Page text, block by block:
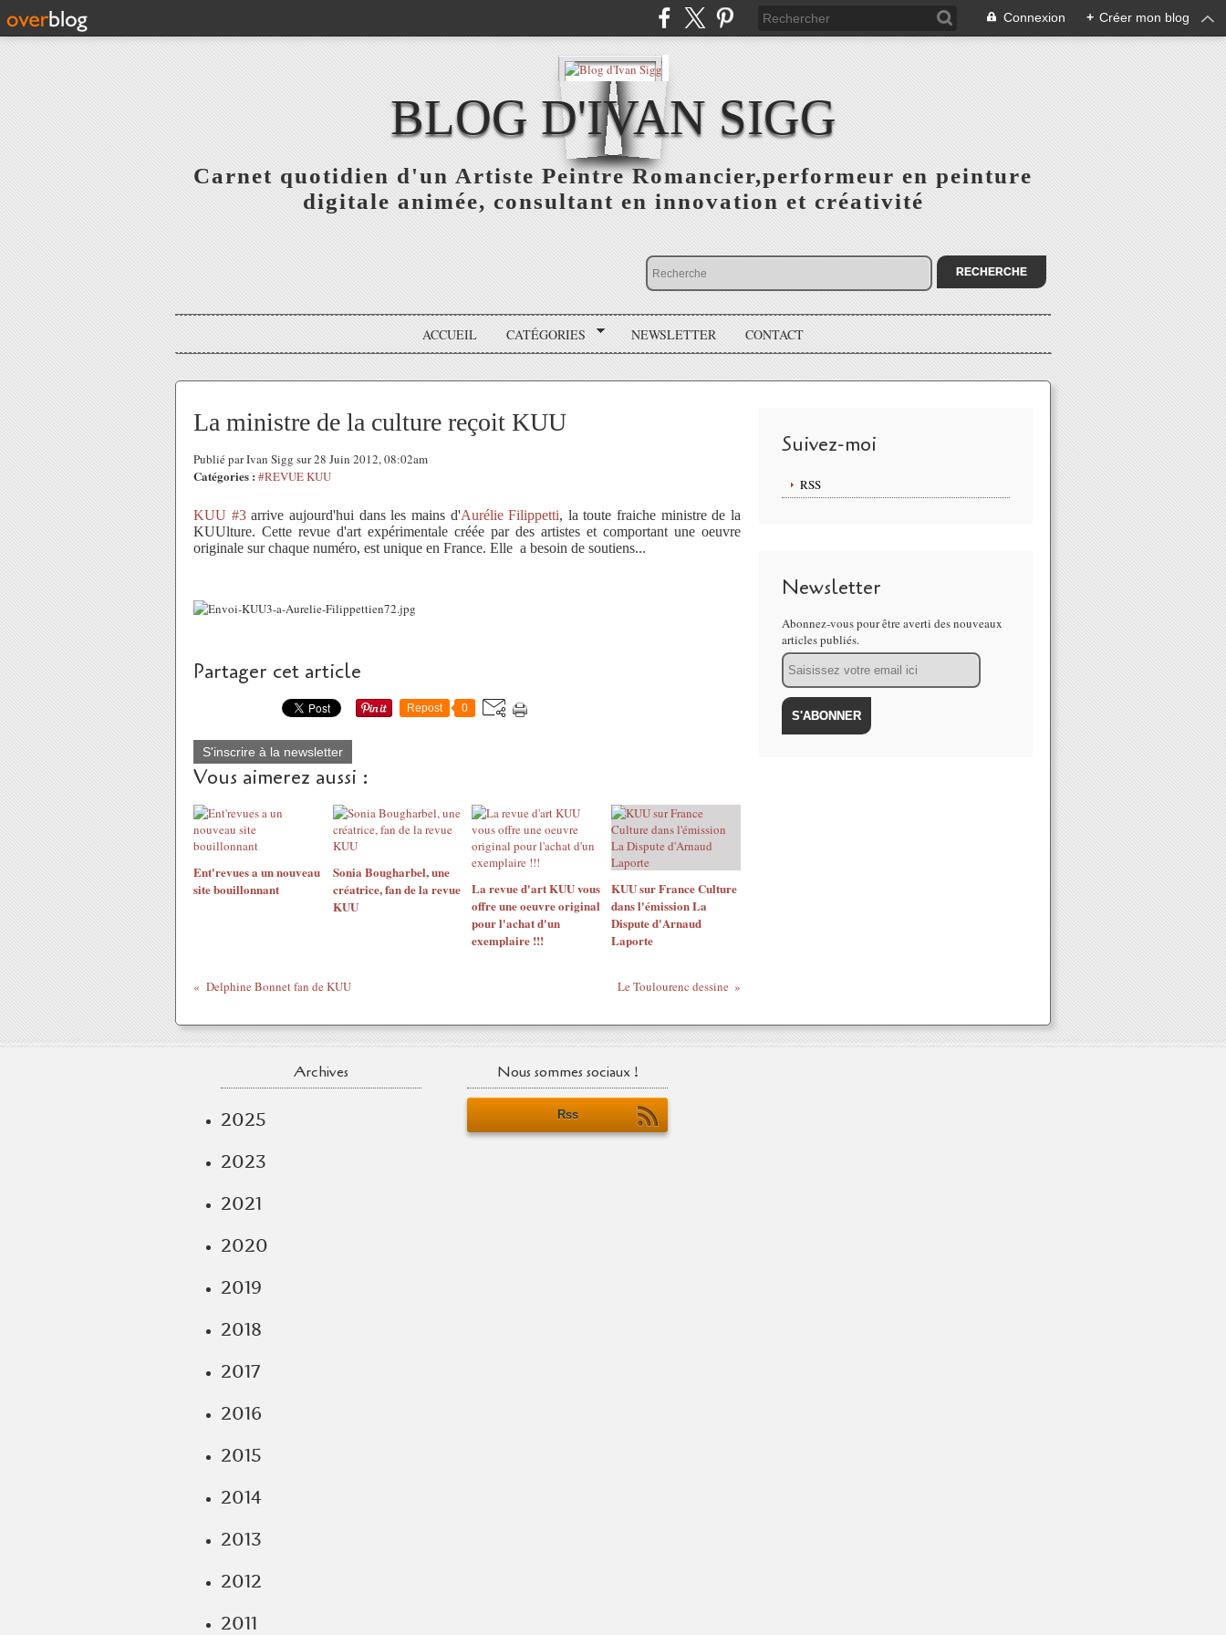
Connexion + Créer mon blog
BLOG D'IVAN SIGG
Carnet quotidien d'un Artiste Peintre Romancier,performeur en peinture
digitale animée, consultant en innovation et créativité
ACCUEIL CATÉGORIES NEWSLETTER CONTACT
La ministre de la culture reçoit KUU
Publié par Ivan Sigg sur 28 Juin 2012, 08:02am
Catégories : #REVUE KUU
KUU #3arrive aujourd'hui dans les mains d'Aurélie Filippetti, la toute fraiche ministre de la
KUUlture. Cette revue d'art expérimentale créée par des artistes et comportant une oeuvre
originale sur chaque numéro, est unique en France. Elle a besoin de soutiens...
Partager cet article
Repost 0
S'inscrire à la newsletter
Vous aimerez aussi :
Ent'revues a un nouveau
site bouillonnant
Sonia Bougharbel, une
créatrice, fan de la revue
KUU
La revue d'art KUU vous
offre une oeuvre original
pour l'achat d'un
exemplaire !!!
KUU sur France Culture
dans l'émission La
Dispute d'Arnaud
Laporte
Delphine Bonnet fan de KUU Le Toulourenc dessine
Suivez-moi
RSS
Newsletter
Abonnez-vous pour être averti des nouveaux
articles publiés.
Email
Archives
2025
2023
2021
2020
2019
2018
2017
2016
2015
2014
2013
2012
2011
Nous sommes sociaux !
Rss